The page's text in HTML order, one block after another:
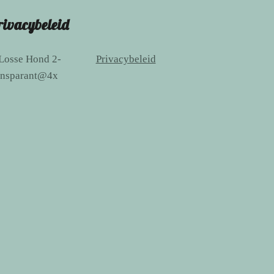
Privacybeleid